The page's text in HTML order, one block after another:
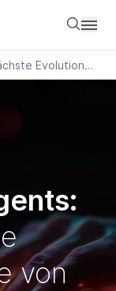
Von Chat zu Agents: Die nächste Evolutionsstufe von Microsoft Copilot
von